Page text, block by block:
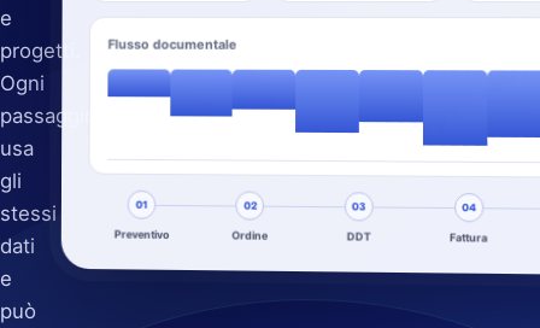
e
progetti.
Ogni
passaggio
usa
gli
stessi
dati
e
può
Flusso documentale
01
Preventivo
02
Ordine
03
DDT
04
Fattura